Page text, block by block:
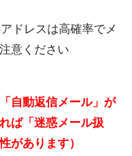
ドレスは高確率でメ
意ください
自動返信メール」が
ば「迷惑メール扱
があります）